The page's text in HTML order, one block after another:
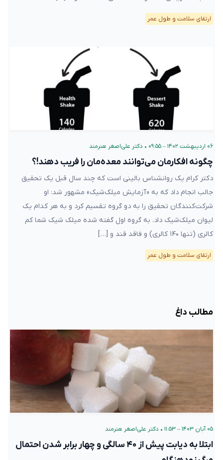
ارتقای سلامت و طول عمر
۰۶ اردیبهشت ۱۴۰۲ – ۰۹:۵۵ • دکتر علی‌اصغر هنرمند
چگونه افکارمان می‌توانند معده‌مان را فریب دهند!؟
دکتر کرام یک روانشناس بالینی است که چند سال قبل یک تحقیق
جالب انجام داد که به «آزمایش میلک‌شیک» مشهور شد: او
شرکت‌کنندگان تحقیق را به دو گروه تقسیم کرد و به هر کدام یک
لیوان میلک‌شیک داد. به گروه اول گفته شده میلک شیک شما کم
کالری (تنها ۱۴۰ کالری) و فاقد قند و […]
ارتقای سلامت و طول عمر
مطالب داغ
۰۵ آبان ۱۴۰۳ – ۱۱:۵۳ • دکتر علی‌اصغر هنرمند
ابتلا به دیابت پیش از ۴۰ سالگی و چهار برابر شدن احتمال